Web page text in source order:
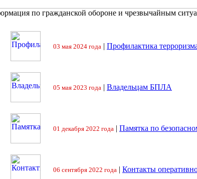
по гражданской обороне и чрезвычайным
03 мая 2024 года | Профилактика
05 мая 2023 года | Владельцам БПЛА
01 декабря 2022 года | Памятка по
06 сентября 2022 года | Контакты